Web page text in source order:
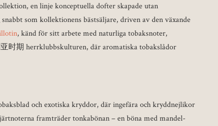
en linje konceptuella dofter skapade utan
som kollektionens bästsäljare, driven av den växande
, känd för sitt arbete med naturliga tobaksnoter,
时期 herrklubbskulturen, där aromatiska tobakslådor
och exotiska kryddor, där ingefära och kryddnejlikor
framträder tonkabönan – en böna med mandel-